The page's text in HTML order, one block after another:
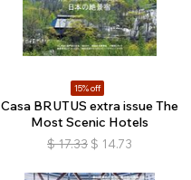
15% off
Casa BRUTUS extra issue The
Most Scenic Hotels
$ 17.33 $ 14.73